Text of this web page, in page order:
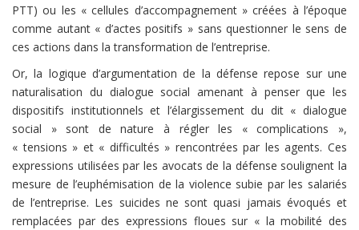
PTT) ou les « cellules d’accompagnement » créées à l’époque
comme autant « d’actes positifs » sans questionner le sens de
ces actions dans la transformation de l’entreprise.
Or, la logique d’argumentation de la défense repose sur une
naturalisation du dialogue social amenant à penser que les
dispositifs institutionnels et l’élargissement du dit « dialogue
social » sont de nature à régler les « complications »,
« tensions » et « difficultés » rencontrées par les agents. Ces
expressions utilisées par les avocats de la défense soulignent la
mesure de l’euphémisation de la violence subie par les salariés
de l’entreprise. Les suicides ne sont quasi jamais évoqués et
remplacées par des expressions floues sur « la mobilité des